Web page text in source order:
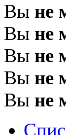
Вы не
Вы не
Вы не
Вы не
Вы не